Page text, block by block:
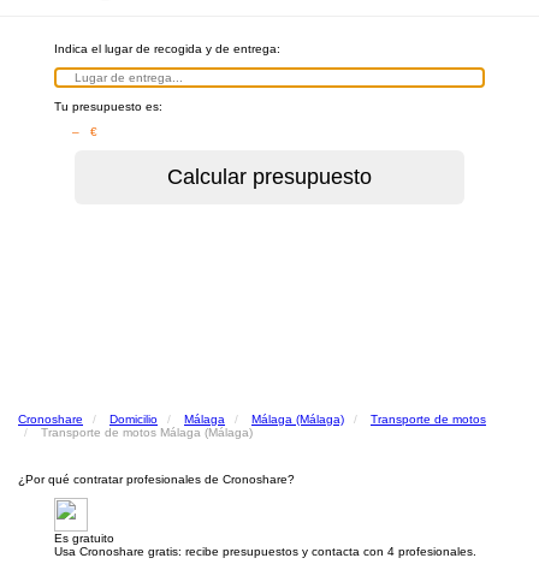
Indica el lugar de recogida y de entrega:
Tu presupuesto es:
– €
Cronoshare Domicilio Málaga Málaga (Málaga)
Transporte de motos
Transporte de motos Málaga (Málaga)
¿Por qué contratar profesionales de Cronoshare?
Es gratuito
Usa Cronoshare gratis: recibe presupuestos y contacta con 4 profesionales.